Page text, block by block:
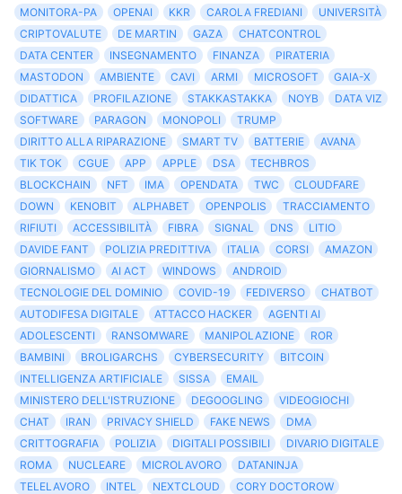
MONITORA-PA
OPENAI KKR CAROLA FREDIANI
UNIVERSITÀ
CRIPTOVALUTE
DE MARTIN GAZA
CHATCONTROL
DATA CENTER
INSEGNAMENTO FINANZA
PIRATERIA
MASTODON
AMBIENTE CAVI ARMI MICROSOFT
GAIA-X
DIDATTICA
PROFILAZIONE STAKKASTAKKA NOYB
DATA VIZ
SOFTWARE
PARAGON MONOPOLI
TRUMP
DIRITTO ALLA RIPARAZIONE
SMART TV BATTERIE
AVANA
TIK TOK
CGUE APP APPLE DSA
TECHBROS
BLOCKCHAIN
NFT IMA OPENDATA TWC
CLOUDFARE
DOWN
KENOBIT ALPHABET OPENPOLIS
TRACCIAMENTO
RIFIUTI
ACCESSIBILITÀ FIBRA SIGNAL DNS
LITIO
DAVIDE FANT
POLIZIA PREDITTIVA ITALIA CORSI
AMAZON
GIORNALISMO
AI ACT WINDOWS
ANDROID
TECNOLOGIE DEL DOMINIO
COVID-19 FEDIVERSO
CHATBOT
AUTODIFESA DIGITALE
ATTACCO HACKER
AGENTI AI
ADOLESCENTI
RANSOMWARE MANIPOLAZIONE
ROR
BAMBINI
BROLIGARCHS CYBERSECURITY
BITCOIN
INTELLIGENZA ARTIFICIALE
SISSA
EMAIL
MINISTERO DELL'ISTRUZIONE
DEGOOGLING
VIDEOGIOCHI
CHAT
IRAN PRIVACY SHIELD FAKE NEWS
DMA
CRITTOGRAFIA
POLIZIA DIGITALI POSSIBILI
DIVARIO DIGITALE
ROMA
NUCLEARE MICROLAVORO
DATANINJA
TELELAVORO
INTEL NEXTCLOUD
CORY DOCTOROW